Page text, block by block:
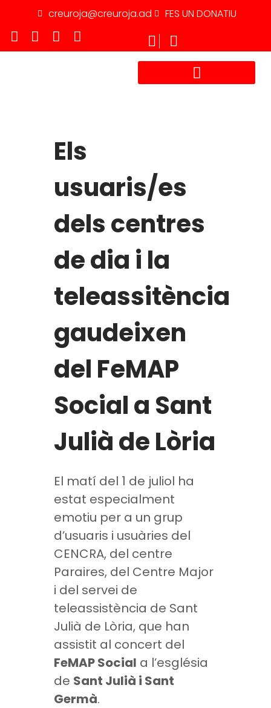
creuroja@creuroja.ad FES UN DONATIU
Els
usuaris/es
dels centres
de dia i la
teleassitència
gaudeixen
del FeMAP
Social a Sant
Julià de Lòria
El matí del 1 de juliol ha
estat especialment
emotiu per a un grup
d’usuaris i usuàries del
CENCRA, del centre
Paraires, del Centre Major
i del servei de
teleassistència de Sant
Julià de Lòria, que han
assistit al concert del
FeMAP Social a l’església
de Sant Julià i Sant
Germà.